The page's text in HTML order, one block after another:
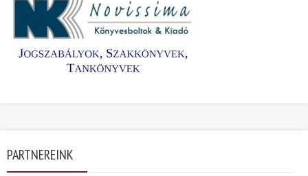
PARTNEREINK